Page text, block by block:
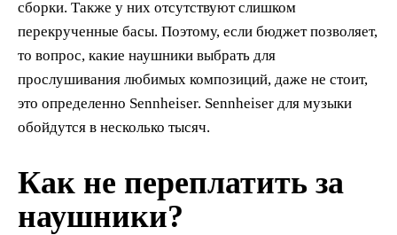
сборки. Также у них отсутствуют слишком
перекрученные басы. Поэтому, если бюджет позволяет,
то вопрос, какие наушники выбрать для
прослушивания любимых композиций, даже не стоит,
это определенно Sennheiser. Sennheiser для музыки
обойдутся в несколько тысяч.
Как не переплатить за
наушники?